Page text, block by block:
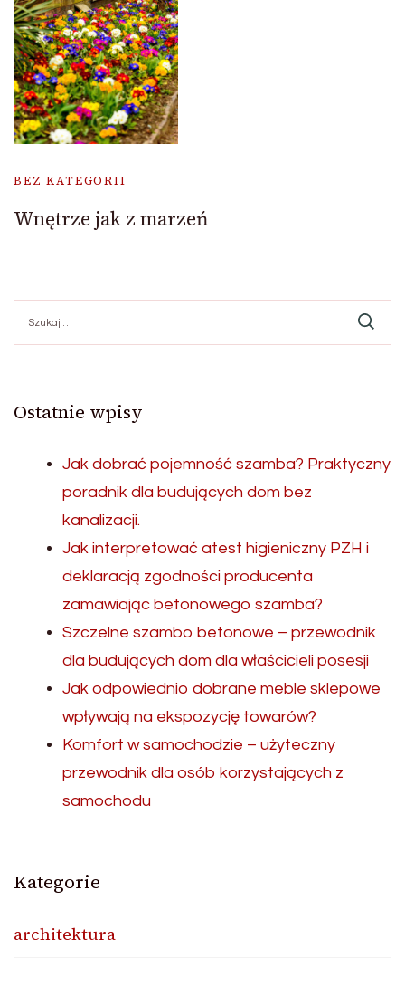
BEZ KATEGORII
Wnętrze jak z marzeń
Ostatnie wpisy
Jak dobrać pojemność szamba? Praktyczny
poradnik dla budujących dom bez
kanalizacji.
Jak interpretować atest higieniczny PZH i
deklaracją zgodności producenta
zamawiając betonowego szamba?
Szczelne szambo betonowe – przewodnik
dla budujących dom dla właścicieli posesji
Jak odpowiednio dobrane meble sklepowe
wpływają na ekspozycję towarów?
Komfort w samochodzie – użyteczny
przewodnik dla osób korzystających z
samochodu
Kategorie
architektura